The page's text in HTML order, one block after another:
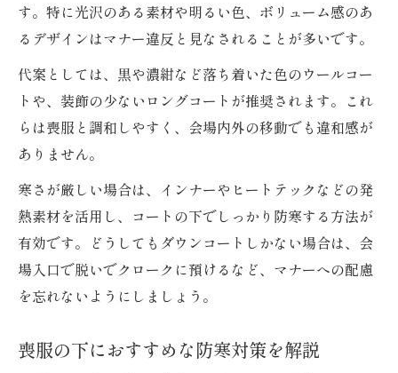
す。特に光沢のある素材や明るい色、ボリューム感のあ
るデザインはマナー違反と見なされることが多いです。
代案としては、黒や濃紺など落ち着いた色のウールコー
トや、装飾の少ないロングコートが推奨されます。これ
らは喪服と調和しやすく、会場内外の移動でも違和感が
ありません。
寒さが厳しい場合は、インナーやヒートテックなどの発
熱素材を活用し、コートの下でしっかり防寒する方法が
有効です。どうしてもダウンコートしかない場合は、会
場入口で脱いでクロークに預けるなど、マナーへの配慮
を忘れないようにしましょう。
喪服の下におすすめな防寒対策を解説